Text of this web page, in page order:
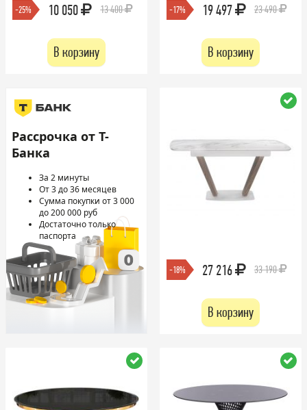
-25% 10 050 13 400
В корзину
-17% 19 497 23 490
В корзину
Рассрочка от Т-
Банка
За 2 минуты
От 3 до 36 месяцев
Сумма покупки от 3 000
до 200 000 руб
Достаточно только
паспорта
-18% 27 216 33 190
В корзину